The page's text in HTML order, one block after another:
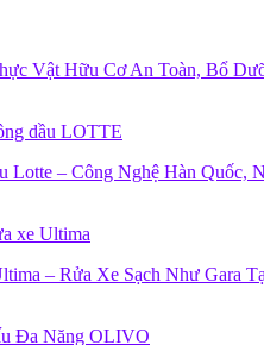
Vật Hữu Cơ An Toàn, Bổ
Lotte – Công Nghệ Hàn Quốc,
– Rửa Xe Sạch Như Gara